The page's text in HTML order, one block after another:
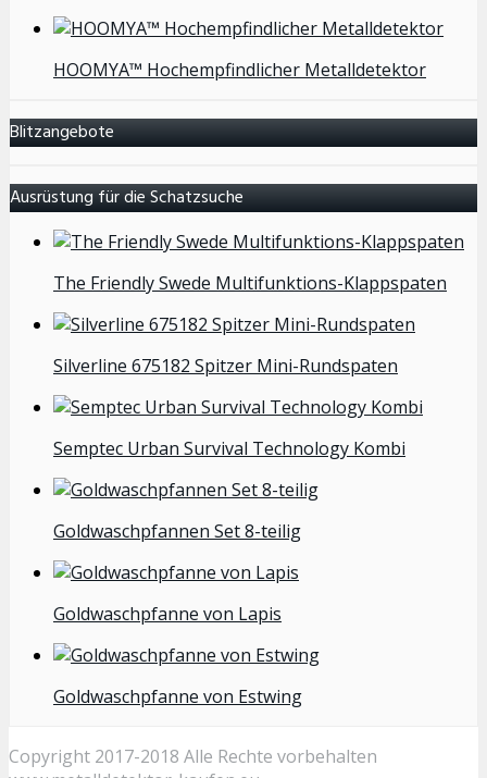
HOOMYA™ Hochempfindlicher Metalldetektor
Blitzangebote
Ausrüstung für die Schatzsuche
The Friendly Swede Multifunktions-Klappspaten
Silverline 675182 Spitzer Mini-Rundspaten
Semptec Urban Survival Technology Kombi
Goldwaschpfannen Set 8-teilig
Goldwaschpfanne von Lapis
Goldwaschpfanne von Estwing
Copyright 2017-2018 Alle Rechte vorbehalten